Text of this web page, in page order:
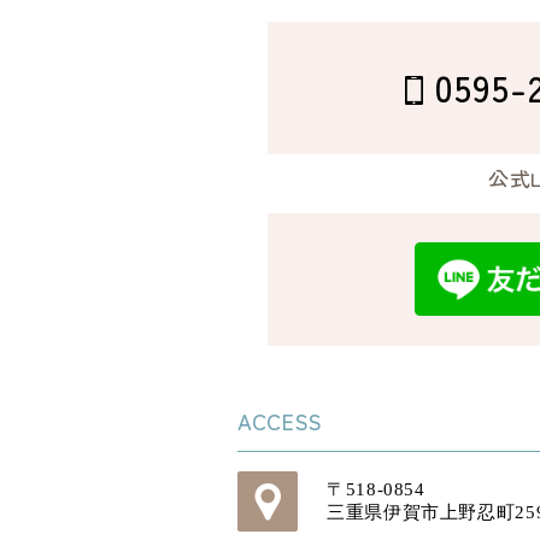
0595-
公式
ACCESS
〒518-0854
三重県伊賀市上野忍町